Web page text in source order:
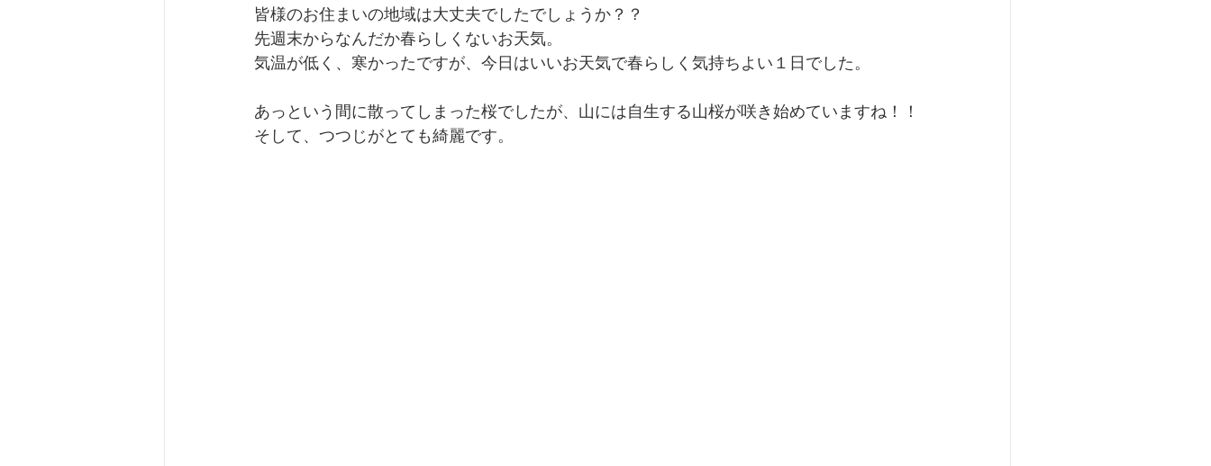
皆様のお住まいの地域は大丈夫でしたでしょうか？？
先週末からなんだか春らしくないお天気。
気温が低く、寒かったですが、今日はいいお天気で春らしく気持ちよい１日でした。
あっという間に散ってしまった桜でしたが、山には自生する山桜が咲き始めていますね！！
そして、つつじがとても綺麗です。